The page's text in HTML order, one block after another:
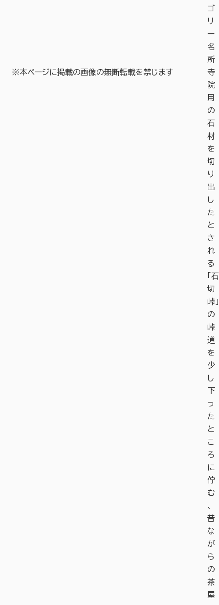
ゴ
リ
ー
名
所
※本ページに掲載の画像の無断転載を禁じます
寺
院
用
の
石
材
を
切
り
出
し
た
と
さ
れ
る
「石
切
峠」
の
峠
道
を
少
し
下
っ
た
と
こ
ろ
に
佇
む
、
昔
な
が
ら
の
茶
屋